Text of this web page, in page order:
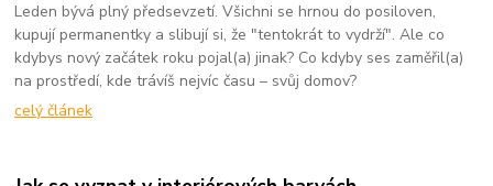
Leden bývá plný předsevzetí. Všichni se hrnou do posiloven,
kupují permanentky a slibují si, že "tentokrát to vydrží". Ale co
kdybys nový začátek roku pojal(a) jinak? Co kdyby ses zaměřil(a)
na prostředí, kde trávíš nejvíc času – svůj domov?
celý článek